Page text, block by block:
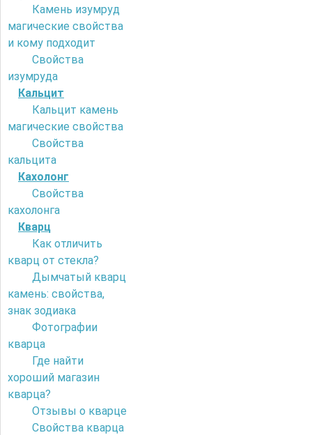
Камень изумруд
магические свойства
и кому подходит
Свойства
изумруда
Кальцит
Кальцит камень
магические свойства
Свойства
кальцита
Кахолонг
Свойства
кахолонга
Кварц
Как отличить
кварц от стекла?
Дымчатый кварц
камень: свойства,
знак зодиака
Фотографии
кварца
Где найти
хороший магазин
кварца?
Отзывы о кварце
Свойства кварца